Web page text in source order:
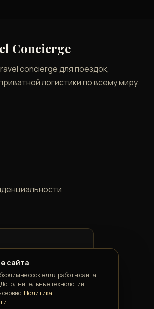
Concierge
concierge для поездок,
логистики по всему миру.
сайта
cookie для работы сайта,
технологии
Политика